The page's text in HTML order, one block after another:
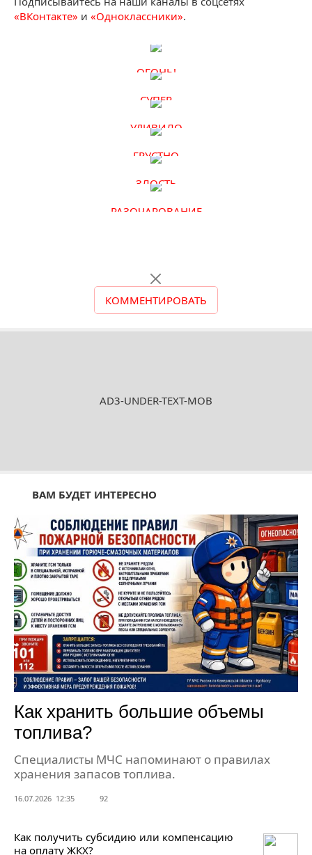
«ВКонтакте» и «Одноклассники».
ОГОНЬ!
СУПЕР
УДИВИЛО
ГРУСТНО
ЗЛОСТЬ
РАЗОЧАРОВАНИЕ
КОММЕНТИРОВАТЬ
AD3-UNDER-TEXT-MOB
ВАМ БУДЕТ ИНТЕРЕСНО
Как хранить большие объемы
топлива?
Специалисты МЧС напоминают о правилах
хранения запасов топлива.
16.07.2026 12:35 92
Как получить субсидию или компенсацию
на оплату ЖКХ?